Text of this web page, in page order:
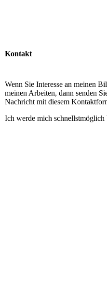
Kontakt
Wenn Sie Interesse an meinen
meinen Arbeiten, dann senden
Nachricht mit diesem
Ich werde mich